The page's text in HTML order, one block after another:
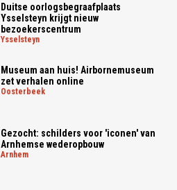
Duitse oorlogsbegraafplaats
Ysselsteyn krijgt nieuw
bezoekerscentrum
ysselsteyn
Museum aan huis! Airbornemuseum
zet verhalen online
oosterbeek
Gezocht: schilders voor 'iconen' van
Arnhemse wederopbouw
arnhem